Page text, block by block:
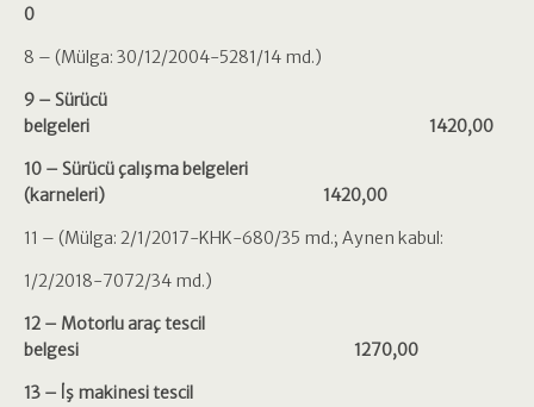
0
8 – (Mülga: 30/12/2004-5281/14 md.)
9 – Sürücü
belgeleri 1420,00
10 – Sürücü çalışma belgeleri
(karneleri) 1420,00
11 – (Mülga: 2/1/2017-KHK-680/35 md.; Aynen kabul:
1/2/2018-7072/34 md.)
12 – Motorlu araç tescil
belgesi 1270,00
13 – İş makinesi tescil